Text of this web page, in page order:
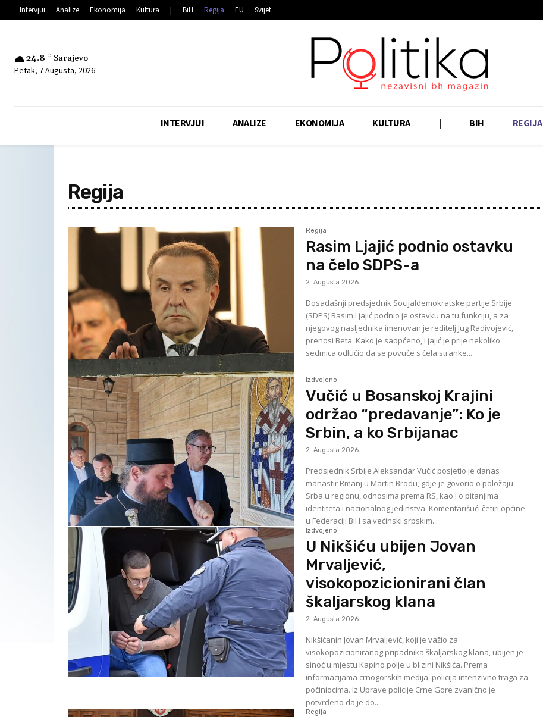
Intervjui Analize Ekonomija Kultura | BiH Regija EU Svijet
24.8 C Sarajevo
Petak, 7 Augusta, 2026
INTERVJUI ANALIZE EKONOMIJA KULTURA | BIH REGIJA
Regija
Regija
Rasim Ljajić podnio ostavku
na čelo SDPS-a
2. Augusta 2026.
Dosadašnji predsjednik Socijaldemokratske partije Srbije
(SDPS) Rasim Ljajić podnio je ostavku na tu funkciju, a za
njegovog nasljednika imenovan je reditelj Jug Radivojević,
prenosi Beta. Kako je saopćeno, Ljajić je prije nekoliko
sedmica odlučio da se povuče s čela stranke...
Izdvojeno
Vučić u Bosanskoj Krajini
održao “predavanje”: Ko je
Srbin, a ko Srbijanac
2. Augusta 2026.
Predsjednik Srbije Aleksandar Vučić posjetio je danas
manastir Rmanj u Martin Brodu, gdje je govorio o položaju
Srba u regionu, odnosima prema RS, kao i o pitanjima
identiteta i nacionalnog jedinstva. Komentarišući četiri općine
u Federaciji BiH sa većinski srpskim...
Izdvojeno
U Nikšiću ubijen Jovan
Mrvaljević,
visokopozicionirani član
škaljarskog klana
2. Augusta 2026.
Nikšićanin Jovan Mrvaljević, koji je važio za
visokopozicioniranog pripadnika škaljarskog klana, ubijen je
sinoć u mjestu Kapino polje u blizini Nikšića. Prema
informacijama crnogorskih medija, policija intenzivno traga za
počiniocima. Iz Uprave policije Crne Gore zvanično je
potvrđeno da je do...
Regija